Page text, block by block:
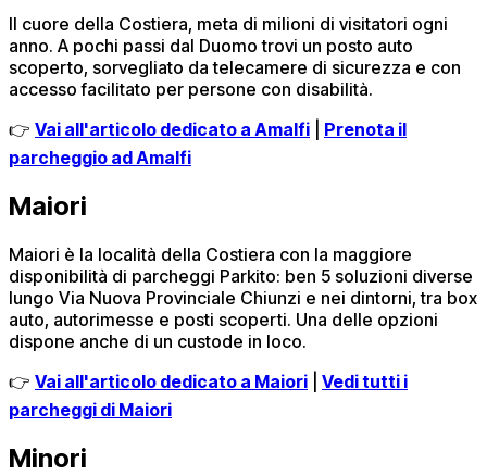
Il cuore della Costiera, meta di milioni di visitatori ogni
anno. A pochi passi dal Duomo trovi un posto auto
scoperto, sorvegliato da telecamere di sicurezza e con
accesso facilitato per persone con disabilità.
👉 Vai all'articolo dedicato a Amalfi
Prenota il
parcheggio ad Amalfi
Maiori
Maiori è la località della Costiera con la maggiore
disponibilità di parcheggi Parkito: ben 5 soluzioni diverse
lungo Via Nuova Provinciale Chiunzi e nei dintorni, tra box
auto, autorimesse e posti scoperti. Una delle opzioni
dispone anche di un custode in loco.
👉 Vai all'articolo dedicato a Maiori
Vedi tutti i
parcheggi di Maiori
Minori